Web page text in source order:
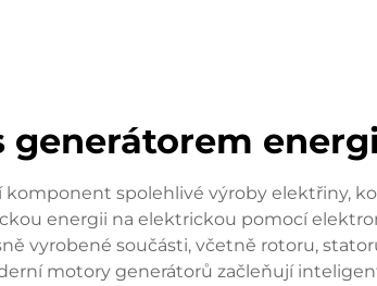
generátorem
spolehlivé výroby elektřiny,
energii na elektrickou pomocí
vyrobené součásti, včetně rotoru,
motory generátorů začleňují